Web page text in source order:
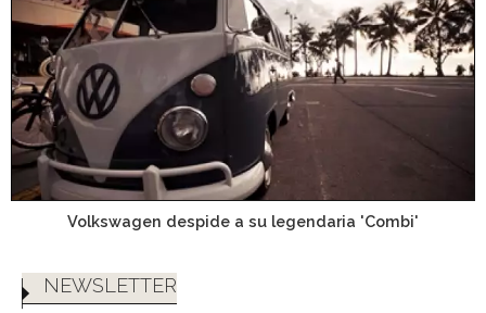
Volkswagen despide a su legendaria 'Combi'
NEWSLETTER